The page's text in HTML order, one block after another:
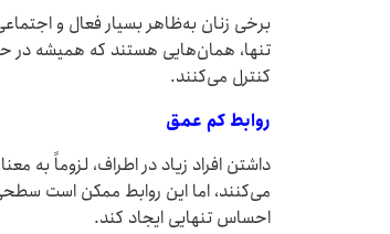
برخی زنان به‌ظاهر بسیار فعال و
تنها، همان‌هایی هستند که همیشه در
کنترل می‌کنند.
روابط کم ‌عمق
داشتن افراد زیاد در اطراف، لزوماً به
می‌کنند، اما این روابط ممکن است
احساس تنهایی ایجاد کند.